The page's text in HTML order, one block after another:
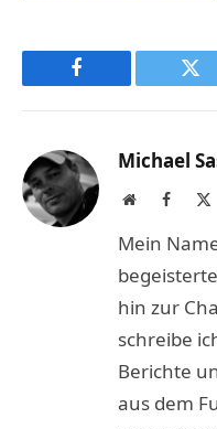
Facebook
Michael
Website
Mein
hin zur
schreibe
Berichte
aus dem